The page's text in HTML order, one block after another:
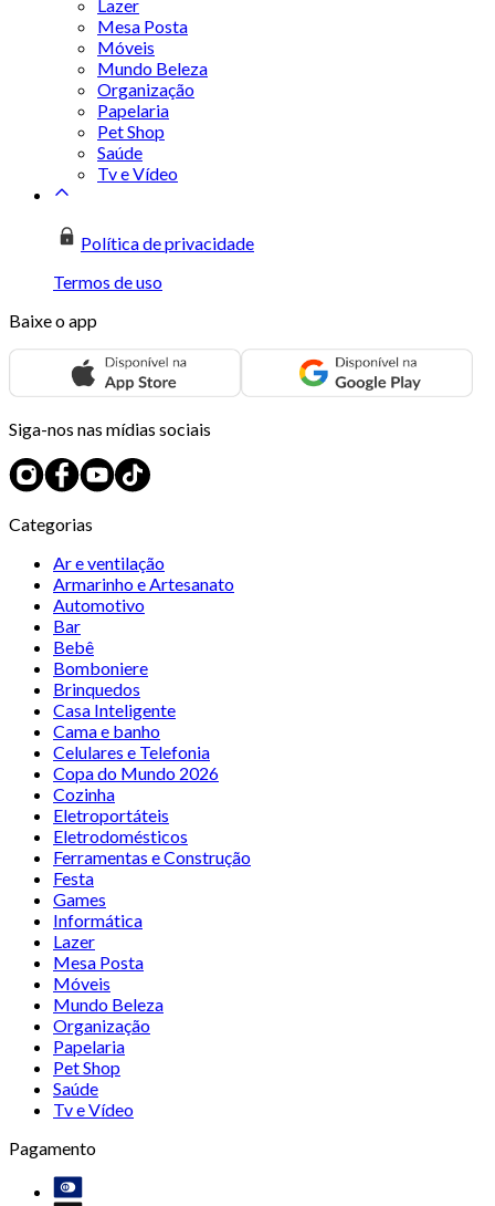
Lazer
Mesa Posta
Móveis
Mundo Beleza
Organização
Papelaria
Pet Shop
Saúde
Tv e Vídeo
Política de privacidade
Termos de uso
Baixe o app
Siga-nos nas mídias sociais
Categorias
Ar e ventilação
Armarinho e Artesanato
Automotivo
Bar
Bebê
Bomboniere
Brinquedos
Casa Inteligente
Cama e banho
Celulares e Telefonia
Copa do Mundo 2026
Cozinha
Eletroportáteis
Eletrodomésticos
Ferramentas e Construção
Festa
Games
Informática
Lazer
Mesa Posta
Móveis
Mundo Beleza
Organização
Papelaria
Pet Shop
Saúde
Tv e Vídeo
Pagamento